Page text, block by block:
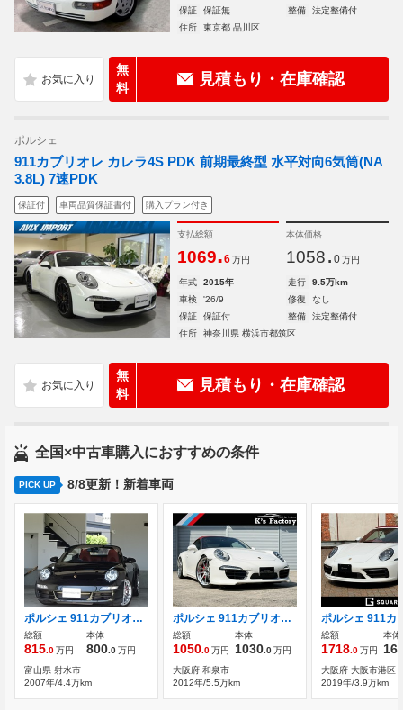
保証
保証無 整備
法定整備付
住所
東京都 品川区
無
料
見積もり・在庫確認
ポルシェ
911カブリオレ カレラ4S PDK 前期最終型 水平対向6気筒(NA
3.8L) 7速PDK
保証付 車両品質保証書付 購入プラン付き
支払総額
1069.6 万円
本体価格
1058. 0 万円
年式 2015年 走行
9.5万km
車検
'26/9 修復
なし
保証
保証付 整備
法定整備付
住所
神奈川県 横浜市都筑区
無
料
見積もり・在庫確認
全国×中古車購入におすすめの条件
PICK UP 8/8更新！新着車両
ポルシェ 911カブリオレ カレラS ティプトロニックS 正規ディラー
総額
815 .0万円
本体
800 .0万円
富山県 射水市
2007年/4.4万km
ポルシェ 911カブリオレ カレラS PDK カレラS PDK
総額
1050 .0万円
本体
1030 .0万円
大阪府 和泉市
2012年/5.5万km
総額
1718 .0万円
本体
大阪府 大阪市港区
2019年/3.9万km